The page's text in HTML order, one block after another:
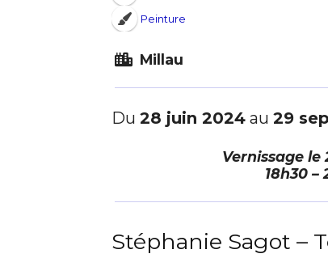
Peinture
Millau
Du 28 juin 2024 au 29
Vernissage le
18h30 –
Stéphanie Sagot –